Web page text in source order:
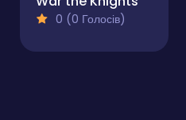
0 (0 Голосів)